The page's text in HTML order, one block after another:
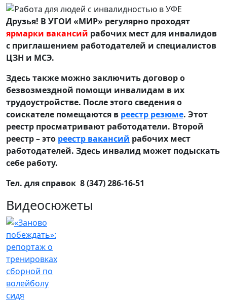
Друзья! В УГОИ «МИР» регулярно проходят
ярмарки вакансий рабочих мест для инвалидов
с приглашением работодателей и специалистов
ЦЗН и МСЭ.
Здесь также можно заключить договор о
безвозмездной помощи инвалидам в их
трудоустройстве. После этого сведения о
соискателе помещаются в реестр резюме. Этот
реестр просматривают работодатели. Второй
реестр – это реестр вакансий рабочих мест
работодателей. Здесь инвалид может подыскать
себе работу.
Тел. для справок 8 (347) 286-16-51
Видеосюжеты